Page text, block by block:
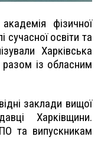
фізичної
сучасної освіти та
Харківська
разом із обласним
заклади вищої
Харківщини.
та випускникам